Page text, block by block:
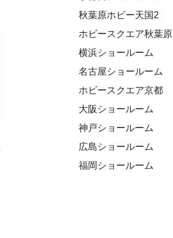
秋葉原ホビー天国2
ホビースクエア秋葉原
横浜ショールーム
名古屋ショールーム
ホビースクエア京都
大阪ショールーム
神戸ショールーム
広島ショールーム
福岡ショールーム